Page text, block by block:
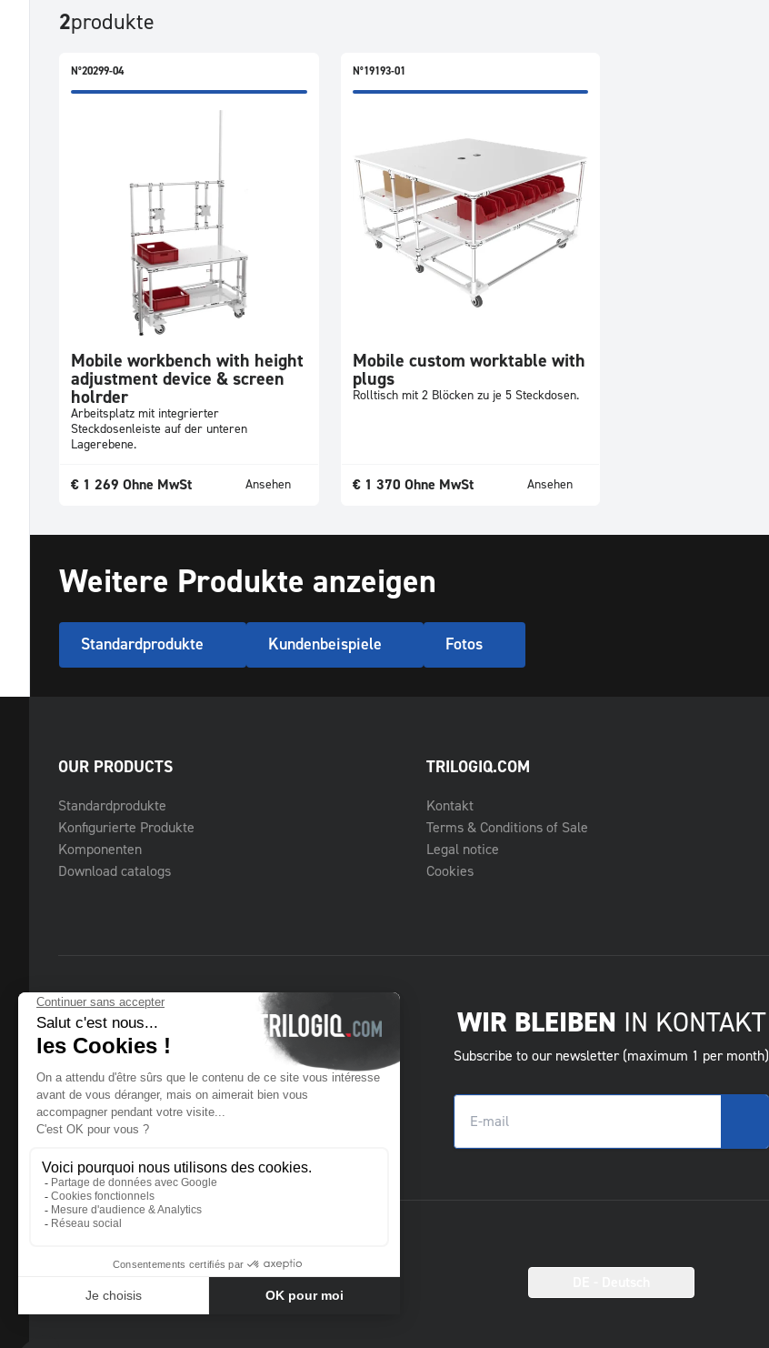
2produkte
N°20299-04
Mobile workbench with height
adjustment device & screen
holrder
Arbeitsplatz mit integrierter
Steckdosenleiste auf der unteren
Lagerebene.
€ 1 269 Ohne MwSt Ansehen
N°19193-01
Mobile custom worktable with
plugs
Rolltisch mit 2 Blöcken zu je 5 Steckdosen.
€1 370 Ohne MwSt Ansehen
Weitere Produkte anzeigen
Standardprodukte Kundenbeispiele Fotos
OUR PRODUCTS
Standardprodukte
Konfigurierte Produkte
Komponenten
Download catalogs
TRILOGIQ.COM
Kontakt
Terms & Conditions of Sale
Legal notice
Cookies
WIR BLEIBEN IN KONTAKT
Subscribe to our newsletter (maximum 1 per month)
© 2025 Trilogiq SA. All rights reserved.